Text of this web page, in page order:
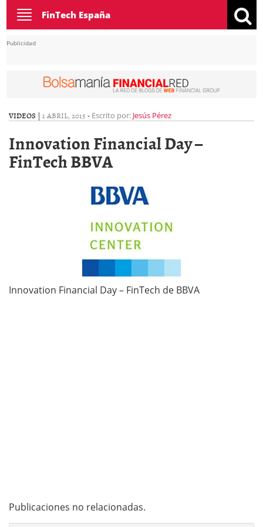
Toggle
navigation
FinTech España
Publicidad
VIDEOS | 1 ABRIL, 2015 - Escrito por: Jesús Pérez
Innovation Financial Day –
FinTech BBVA
Innovation Financial Day – FinTech de BBVA
Publicaciones no relacionadas.